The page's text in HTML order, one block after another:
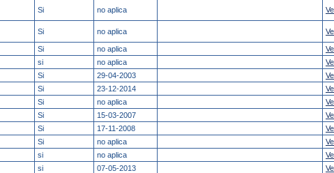
Si no aplica
Si no aplica
Si no aplica
si no aplica
Si 29-04-2003
Si 23-12-2014
Si no aplica
Si 15-03-2007
Si 17-11-2008
Si no aplica
si no aplica
si 07-05-2013